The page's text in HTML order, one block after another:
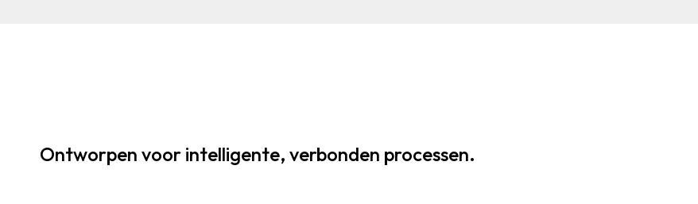
Ontworpen voor intelligente, verbonden processen.